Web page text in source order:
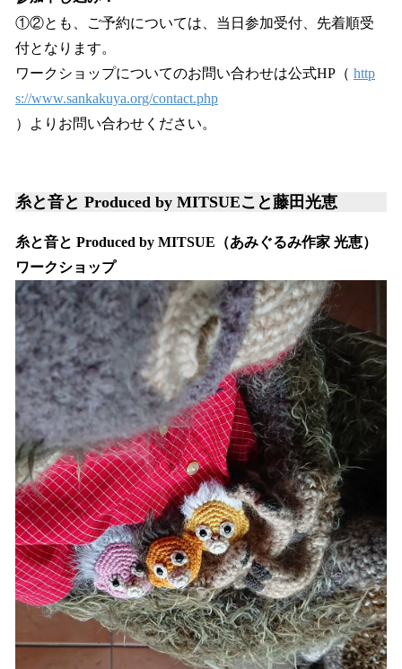
①②とも、ご予約については、当日参加受付、先着順受
付となります。
ワークショップについてのお問い合わせは公式HP（ http
s://www.sankakuya.org/contact.php
）よりお問い合わせください。
糸と音と Produced by MITSUEこと藤田光恵
糸と音と Produced by MITSUE（あみぐるみ作家 光恵）
ワークショップ